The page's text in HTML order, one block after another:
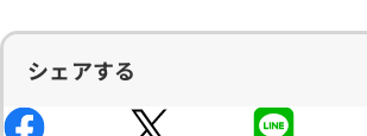
シェアする